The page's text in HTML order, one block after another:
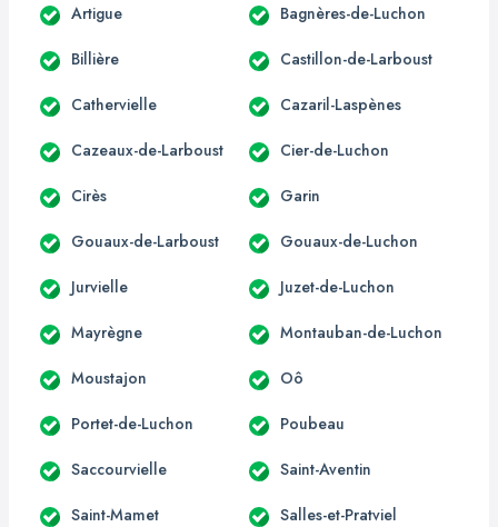
Artigue Bagnères-de-Luchon
Billière Castillon-de-Larboust
Cathervielle Cazaril-Laspènes
Cazeaux-de-Larboust Cier-de-Luchon
Cirès Garin
Gouaux-de-Larboust Gouaux-de-Luchon
Jurvielle Juzet-de-Luchon
Mayrègne Montauban-de-Luchon
Moustajon Oô
Portet-de-Luchon Poubeau
Saccourvielle Saint-Aventin
Saint-Mamet Salles-et-Pratviel